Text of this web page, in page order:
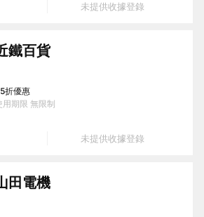
未提供收據登錄
鐵百貨
用期限無限制
折優惠
未提供收據登錄
田電機